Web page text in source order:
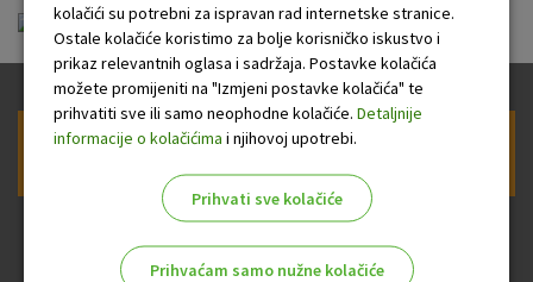
O nama Dnevno financijsko izvješće.pdf
Prijava na newsletter OTP banke
kolačići su potrebni za ispravan rad internetske stranice.
Ostale kolačiće koristimo za bolje korisničko iskustvo i
prikaz relevantnih oglasa i sadržaja. Postavke kolačića
možete promijeniti na "Izmjeni postavke kolačića" te
prihvatiti sve ili samo neophodne kolačiće. Detaljnije
informacije o kolačićima i njihovoj upotrebi.
Prihvati sve kolačiće
Prihvaćam samo nužne kolačiće